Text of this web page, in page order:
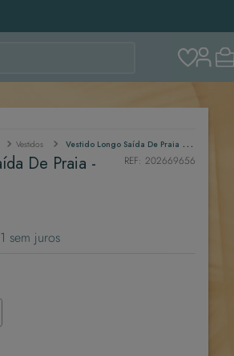
Vestidos Vestido Longo Saída De Praia - Água
De Praia -
sem juros
REF: 202669656